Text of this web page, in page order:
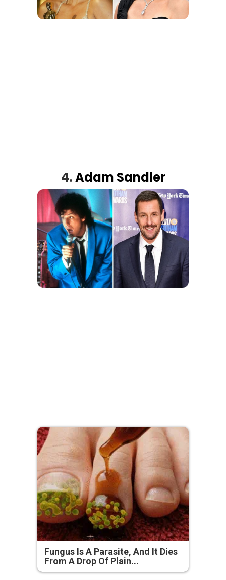
4.Adam Sandler
Fungus Is A Parasite, And It Dies
From A Drop Of Plain...